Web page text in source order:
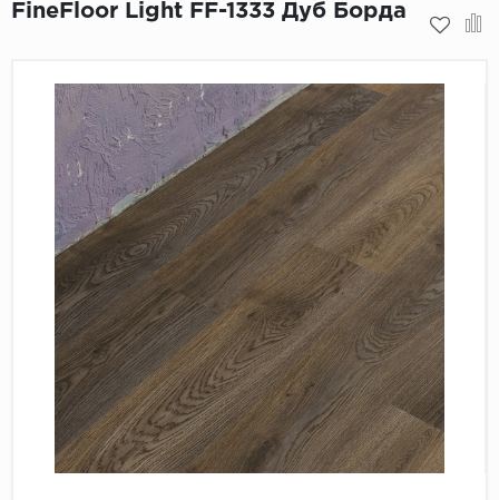
Tarkett (Таркетт)
Виниловая пробка
Сопутствующие товары
FineFloor Light FF-1333 Дуб Борда